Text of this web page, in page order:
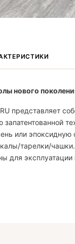
нового
представляет
или эпоксидную
тарелки/
для